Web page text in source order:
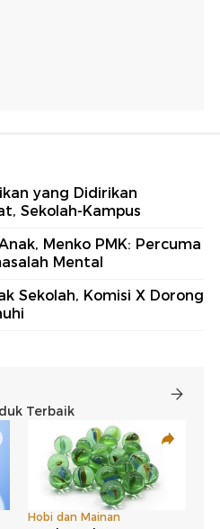
yang Didirikan
Sekolah-Kampus
Menko PMK: Percuma
Mental
Sekolah, Komisi X Dorong